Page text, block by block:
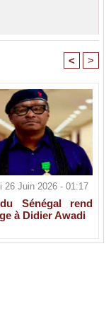
< >
26 Juin 2026 - 01:17
Sénégal rend
à Didier Awadi